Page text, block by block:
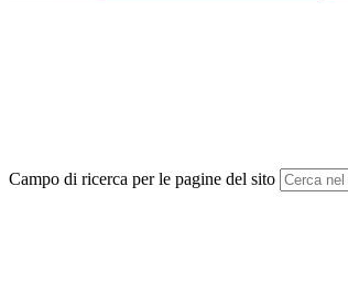
Campo di ricerca per le pagine del sito